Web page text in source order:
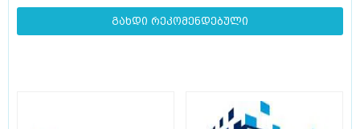
გახდი რეკომენდებული